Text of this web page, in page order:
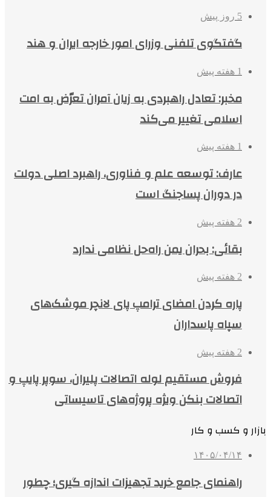
5 روز پیش
گفتگوی تلفنی وزرای امور خارجه ایران و هند
1 هفته پیش
مخبر: تعادل راهبردی به زیان آمران تعرّض به امت
اسلامی تغییر می‌کند
1 هفته پیش
عارف: توسعه علم و فناوری، راهبرد اصلی دولت
در دوران پساجنگ است
2 هفته پیش
بقائی: بحران یمن راه‌حل نظامی ندارد
2 هفته پیش
پاره کردن امضای ترامپ پای لانچر موشک‌های
سپاه پاسداران
2 هفته پیش
فروش مستقیم لوله اتصالات پلیران، سوپر پایپ و
اتصالات بنکن ویژه پروژه‌های تاسیساتی
بازار و کسب و کار
۱۴۰۵/۰۴/۱۴
راهنمای جامع خرید تجهیزات اندازه گیری؛ چطور